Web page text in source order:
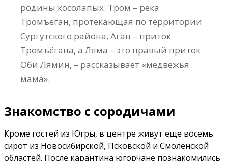
родины косолапых: Тром – река
Тромъёган, протекающая по территории
Сургутского района, Аган – приток
Тромъёгана, а Ляма – это правый приток
Оби Лямин, – рассказывает «медвежья
мама».
Знакомство с сородичами
Кроме гостей из Югры, в центре живут еще восемь
сирот из Новосибирской, Псковской и Смоленской
областей. После карантина югорчане познакомились